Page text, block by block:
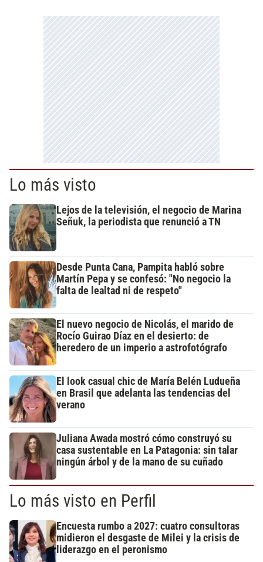
Lo más visto
Lejos de la televisión, el negocio de Marina
Señuk, la periodista que renunció a TN
Desde Punta Cana, Pampita habló sobre
Martín Pepa y se confesó: "No negocio la
falta de lealtad ni de respeto"
El nuevo negocio de Nicolás, el marido de
Rocío Guirao Díaz en el desierto: de
heredero de un imperio a astrofotógrafo
El look casual chic de María Belén Ludueña
en Brasil que adelanta las tendencias del
verano
Juliana Awada mostró cómo construyó su
casa sustentable en La Patagonia: sin talar
ningún árbol y de la mano de su cuñado
Lo más visto en Perfil
Encuesta rumbo a 2027: cuatro consultoras
midieron el desgaste de Milei y la crisis de
liderazgo en el peronismo